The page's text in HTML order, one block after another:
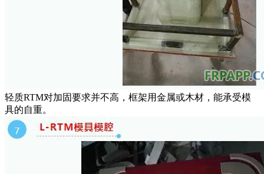
轻质RTM对加固要求并不高，框架用金属或木材，能承受模
具的自重。